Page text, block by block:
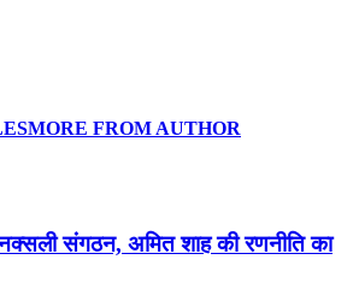
MORE FROM AUTHOR
संगठन, अमित शाह की रणनीति का